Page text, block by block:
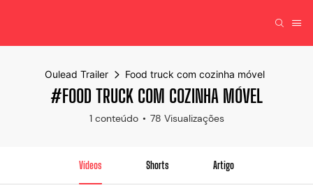
Oulead Trailer Food truck com cozinha móvel
#FOOD TRUCK COM COZINHA MÓVEL
1 conteúdo 78 Visualizações
Vídeos Shorts Artigo